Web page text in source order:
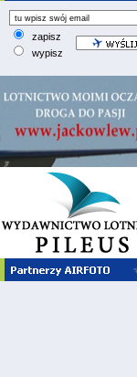
zapisz
wypisz